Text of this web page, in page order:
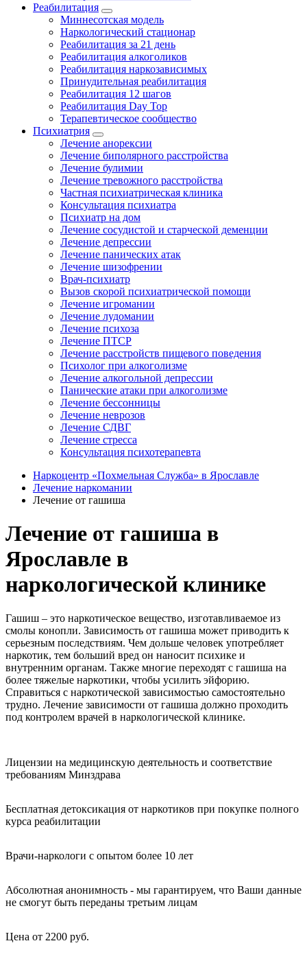
Реабилитация
Миннесотская модель
Наркологический стационар
Реабилитация за 21 день
Реабилитация алкоголиков
Реабилитация наркозависимых
Принудительная реабилитация
Реабилитация 12 шагов
Реабилитация Day Top
Терапевтическое сообщество
Психиатрия
Лечение анорексии
Лечение биполярного расстройства
Лечение булимии
Лечение тревожного расстройства
Частная психиатрическая клиника
Консультация психиатра
Психиатр на дом
Лечение сосудистой и старческой деменции
Лечение депрессии
Лечение панических атак
Лечение шизофрении
Врач-психиатр
Вызов скорой психиатрической помощи
Лечение игромании
Лечение лудомании
Лечение психоза
Лечение ПТСР
Лечение расстройств пищевого поведения
Психолог при алкоголизме
Лечение алкогольной депрессии
Панические атаки при алкоголизме
Лечение бессонницы
Лечение неврозов
Лечение СДВГ
Лечение стресса
Консультация психотерапевта
Наркоцентр «Похмельная Служба» в Ярославле
Лечение наркомании
Лечение от гашиша
Лечение от гашиша в
Ярославле в
наркологической клинике
Гашиш – это наркотическое вещество, изготавливаемое из
смолы конопли. Зависимость от гашиша может приводить к
серьезным последствиям. Чем дольше человек употребляет
наркотик, тем больший вред он наносит психике и
внутренним органам. Также многие переходят с гашиша на
более тяжелые наркотики, чтобы усилить эйфорию.
Справиться с наркотической зависимостью самостоятельно
трудно. Лечение зависимости от гашиша должно проходить
под контролем врачей в наркологической клинике.
Лицензии на медицинскую деятельность и соответствие
требованиям Минздрава
Бесплатная детоксикация от наркотиков при покупке полного
курса реабилитации
Врачи-наркологи с опытом более 10 лет
Абсолютная анонимность - мы гарантируем, что Ваши данные
не смогут быть переданы третьим лицам
Цена от 2200 руб.